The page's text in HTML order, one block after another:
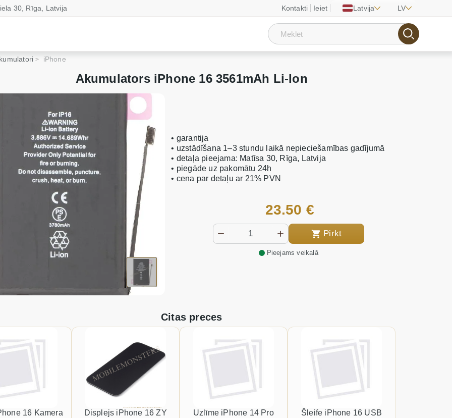
Kontakti Ieiet Latvija LV
30, Rīga, Latvija
iPhone
Akumulators iPhone 16 3561mAh Li-Ion
23.50 €
Pirkt
Pieejams veikalā
• garantija
• uzstādīšana 1–3 stundu laikā nepieciešamības gadījumā
• detaļa pieejama: Matīsa 30, Rīga, Latvija
• piegāde uz pakomātu 24h
• cena par detaļu ar 21% PVN
Citas preces
16 Kamera
Displejs iPhone 16 ZY
Uzlīme iPhone 14 Pro
Šleife iPhone 16 USB